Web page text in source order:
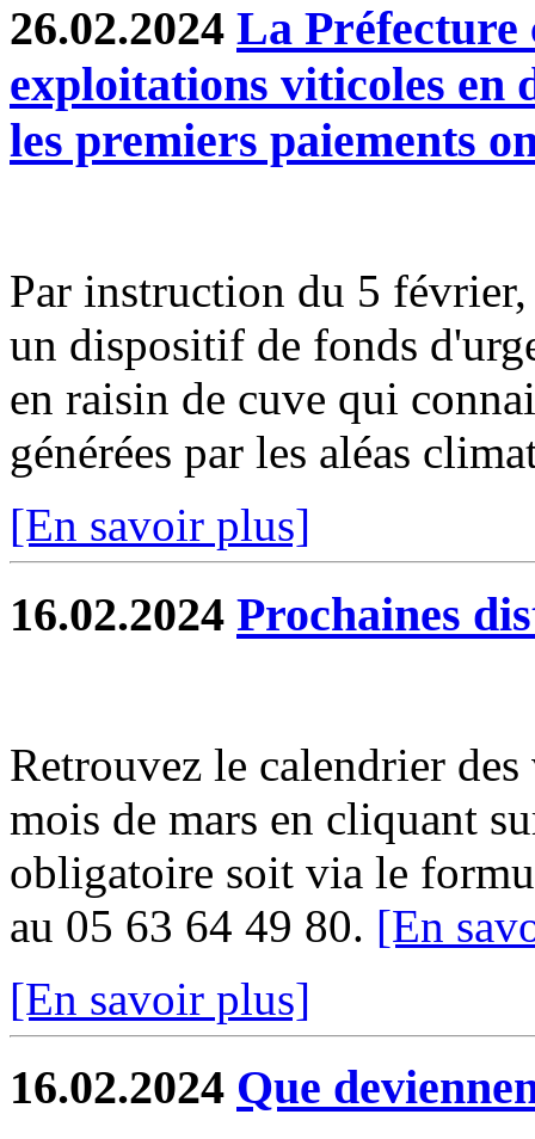
26.02.2024 La Préfecture
exploitations viticoles en
les premiers paiements
Par instruction du 5
un dispositif de fonds
en raisin de cuve qui
générées par les aléas
[En savoir plus]
16.02.2024 Prochaines
Retrouvez le calendrier
mois de mars en cliquant
obligatoire soit via le
au 05 63 64 49 80. [En
[En savoir plus]
16.02.2024 Que